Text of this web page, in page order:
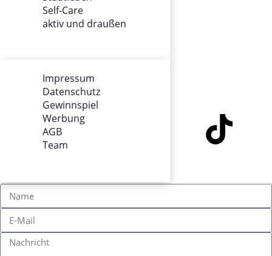
Self-Care
aktiv und draußen
Gewinnspiel
Werbung
Impressum
Datenschutz
Gewinnspiel
Werbung
AGB
Team